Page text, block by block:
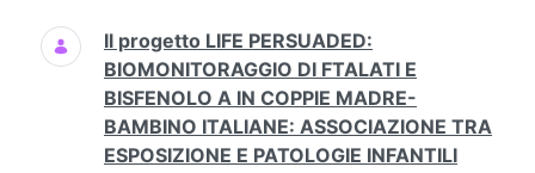
Il progetto LIFE PERSUADED:
BIOMONITORAGGIO DI FTALATI E
BISFENOLO A IN COPPIE MADRE-
BAMBINO ITALIANE: ASSOCIAZIONE TRA
ESPOSIZIONE E PATOLOGIE INFANTILI